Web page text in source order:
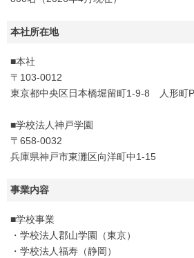
本社所在地
■本社
〒103-0012
東京都中央区日本橋堀留町1-9-8 人形町
■学校法人神戸学園
〒658-0032
兵庫県神戸市東灘区向洋町中1-15
事業内容
■学校事業
・学校法人郡山学園（東京）
・学校法人福寿（静岡）